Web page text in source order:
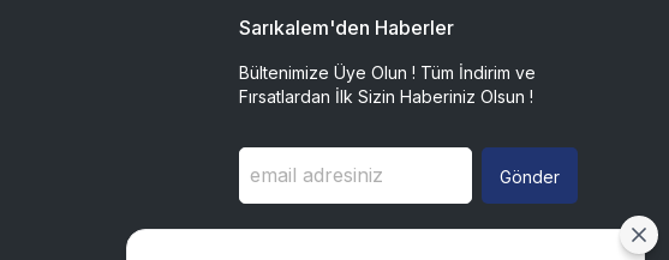
Sarıkalem'den Haberler
Bültenimize Üye Olun ! Tüm İndirim ve
Fırsatlardan İlk Sizin Haberiniz Olsun !
Gönder